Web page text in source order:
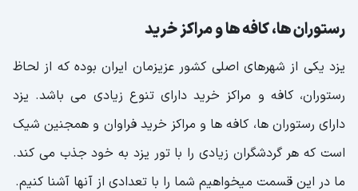
رستوران ها، کافه ها و مراکز خرید
یزد یکی از شهرهای اصلی کشور عزیزمان ایران بوده که از لحاظ
رستوران، کافه و مراکز خرید دارای تنوع زیادی می باشد. یزد
دارای رستوران ها، کافه ها و مراکز خرید فراوان و همجنین شیک
است که هر گردشگران زیادی را با تور یزد به خود جذب می کند.
ما در این قسمت میخواهیم شما را با تعدادی از آنها آشنا کنیم.